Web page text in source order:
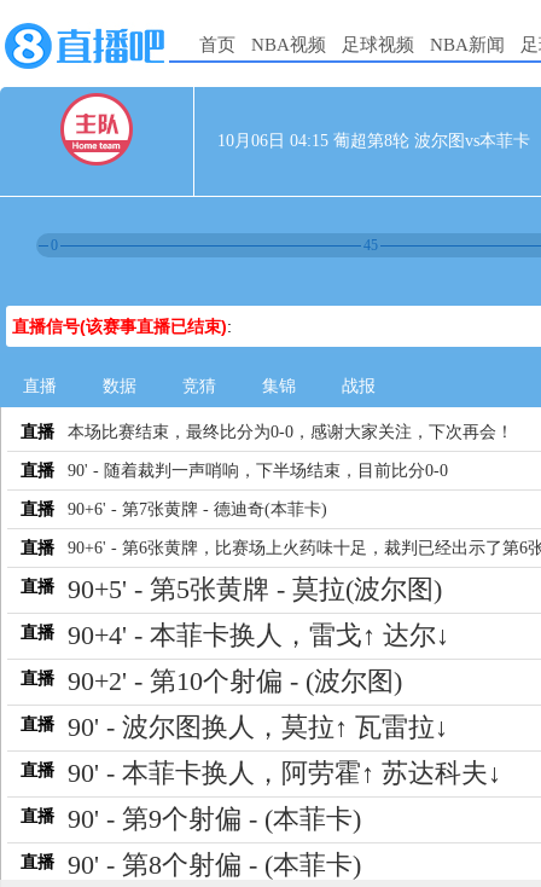
首页 NBA视频 足球视频 NBA新闻
10月06日 04:15 葡超第8轮 波尔图vs本菲卡
0 45
直播信号(该赛事直播已结束):
直播 数据 竞猜 集锦 战报
直播 本场比赛结束，最终比分为0-0，感谢大家关注，下次再会！
直播 90' - 随着裁判一声哨响，下半场结束，目前比分0-0
直播 90+6' - 第7张黄牌 - 德迪奇(本菲卡)
直播 90+6' - 第6张黄牌，比赛场上火药味十足，裁判已经出示了第6
直播 90+5' - 第5张黄牌 - 莫拉(波尔图)
直播 90+4' - 本菲卡换人，雷戈↑ 达尔↓
直播 90+2' - 第10个射偏 - (波尔图)
直播 90' - 波尔图换人，莫拉↑ 瓦雷拉↓
直播 90' - 本菲卡换人，阿劳霍↑ 苏达科夫↓
直播 90' - 第9个射偏 - (本菲卡)
直播 90' - 第8个射偏 - (本菲卡)